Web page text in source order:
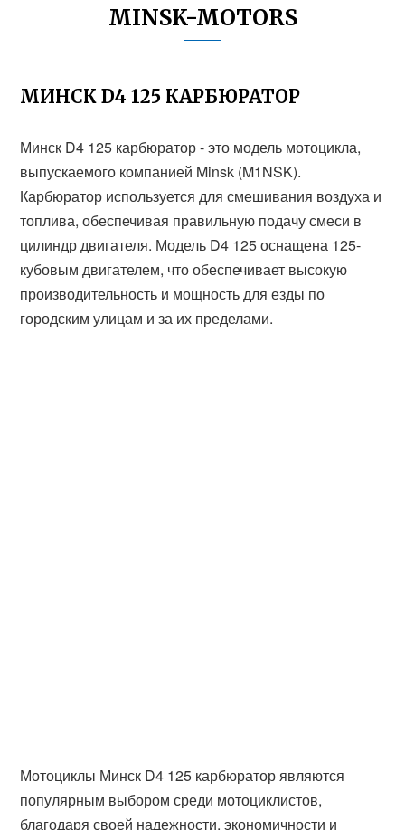
MINSK-MOTORS
МИНСК D4 125 КАРБЮРАТОР
Минск D4 125 карбюратор - это модель мотоцикла,
выпускаемого компанией Minsk (M1NSK).
Карбюратор используется для смешивания воздуха и
топлива, обеспечивая правильную подачу смеси в
цилиндр двигателя. Модель D4 125 оснащена 125-
кубовым двигателем, что обеспечивает высокую
производительность и мощность для езды по
городским улицам и за их пределами.
Мотоциклы Минск D4 125 карбюратор являются
популярным выбором среди мотоциклистов,
благодаря своей надежности, экономичности и